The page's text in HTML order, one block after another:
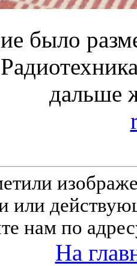
было
дальше
нам по
На